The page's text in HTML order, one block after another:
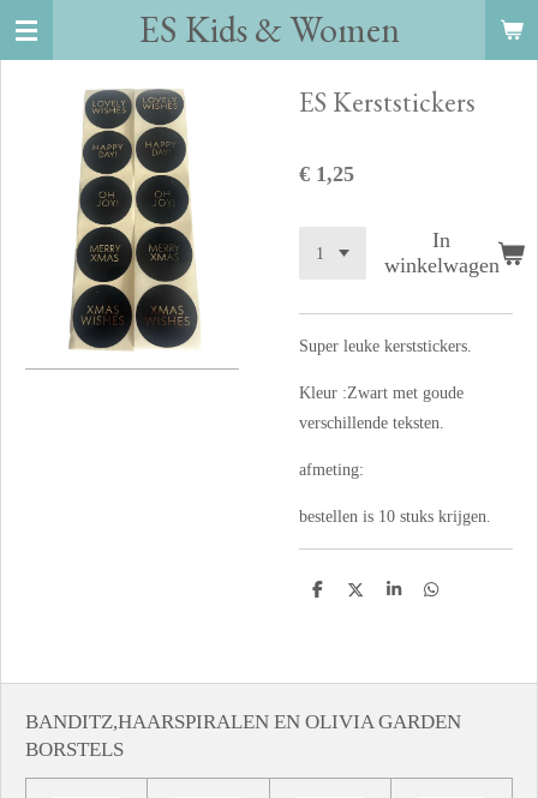
Ga
hoofdinhoud
ES Kids&Women
ES Kerststickers
€ 1,25
In
winkelwagen
Super leuke kerststickers.
Kleur :Zwart met goude
verschillende teksten.
afmeting:
bestellen is 10 stuks krijgen.
D
D
S
D
BANDITZ,HAARSPIRALEN EN OLIVIA GARDEN
BORSTELS